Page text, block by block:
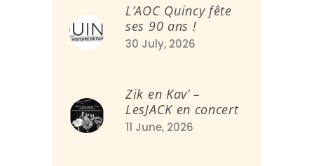
L’AOC Quincy fête
ses 90 ans !
30 July, 2026
Zik en Kav’ –
LesJACK en concert
11 June, 2026